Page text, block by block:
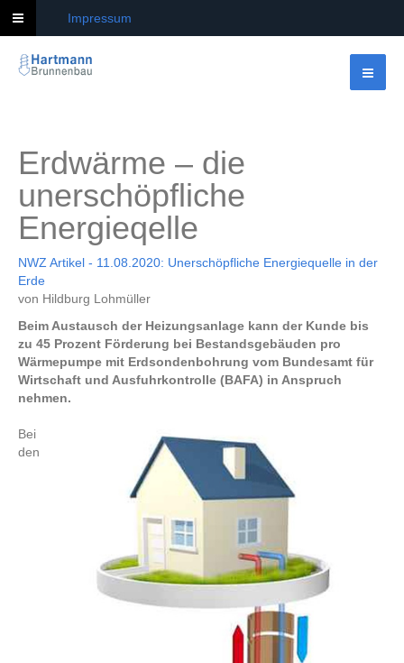
Impressum
Erdwärme – die
unerschöpfliche
Energieqelle
NWZ Artikel - 11.08.2020: Unerschöpfliche Energiequelle in der
Erde
von Hildburg Lohmüller
Beim Austausch der Heizungsanlage kann der Kunde bis
zu 45 Prozent Förderung bei Bestandsgebäuden pro
Wärmepumpe mit Erdsondenbohrung vom Bundesamt für
Wirtschaft und Ausfuhrkontrolle (BAFA) in Anspruch
nehmen.
Bei
den